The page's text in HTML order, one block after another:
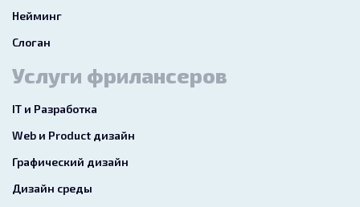
Нейминг
Слоган
Услуги фрилансеров
IT и Разработка
Web и Product дизайн
Графический дизайн
Дизайн среды